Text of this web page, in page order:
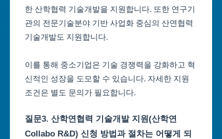
한 산학협력 기술개발을 지원합니다. 또한 연구기
관의 전문기술분야 기반 사업화 중심의 산연협력
기술개발도 지원합니다.
이를 통해 중소기업은 기술 경쟁력을 강화하고 혁
신적인 성장을 도모할 수 있습니다. 자세한 지원
조건은 별도 문의가 필요합니다.
질문3. 산학연협력 기술개발 지원(산학연
Collabo R&D) 신청 방법과 절차는 어떻게 되